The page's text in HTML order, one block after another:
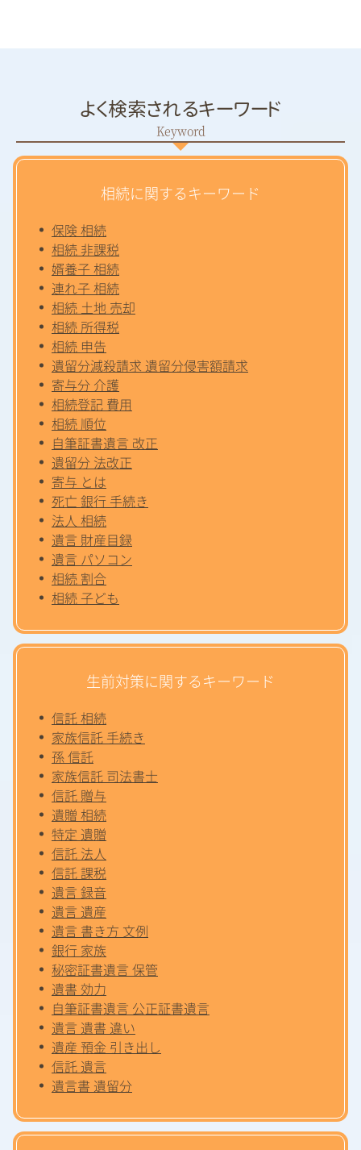
よく検索されるキーワード
相続に関するキーワード
保険 相続
相続 非課税
婿養子 相続
連れ子 相続
相続 土地 売却
相続 所得税
相続 申告
遺留分減殺請求 遺留分侵害額請求
寄与分 介護
相続登記 費用
相続 順位
自筆証書遺言 改正
遺留分 法改正
寄与 とは
死亡 銀行 手続き
法人 相続
遺言 財産目録
遺言 パソコン
相続 割合
相続 子ども
生前対策に関するキーワード
信託 相続
家族信託 手続き
孫 信託
家族信託 司法書士
信託 贈与
遺贈 相続
特定 遺贈
信託 法人
信託 課税
遺言 録音
遺言 遺産
遺言 書き方 文例
銀行 家族
秘密証書遺言 保管
遺書 効力
自筆証書遺言 公正証書遺言
遺言 遺書 違い
遺産 預金 引き出し
信託 遺言
遺言書 遺留分